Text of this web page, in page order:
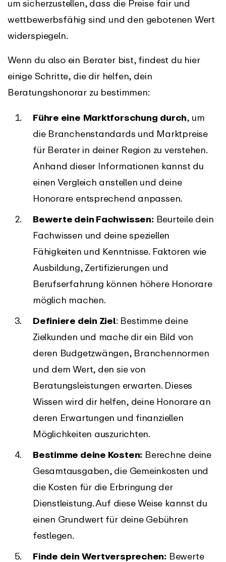
um sicherzustellen, dass die Preise fair und
wettbewerbsfähig sind und den gebotenen Wert
widerspiegeln.
Wenn du also ein Berater bist, findest du hier
einige Schritte, die dir helfen, dein
Beratungshonorar zu bestimmen:
Führe eine Marktforschung durch, um
die Branchenstandards und Marktpreise
für Berater in deiner Region zu verstehen.
Anhand dieser Informationen kannst du
einen Vergleich anstellen und deine
Honorare entsprechend anpassen.
Bewerte dein Fachwissen: Beurteile dein
Fachwissen und deine speziellen
Fähigkeiten und Kenntnisse. Faktoren wie
Ausbildung, Zertifizierungen und
Berufserfahrung können höhere Honorare
möglich machen.
Definiere dein Ziel: Bestimme deine
Zielkunden und mache dir ein Bild von
deren Budgetzwängen, Branchennormen
und dem Wert, den sie von
Beratungsleistungen erwarten. Dieses
Wissen wird dir helfen, deine Honorare an
deren Erwartungen und finanziellen
Möglichkeiten auszurichten.
Bestimme deine Kosten: Berechne deine
Gesamtausgaben, die Gemeinkosten und
die Kosten für die Erbringung der
Dienstleistung. Auf diese Weise kannst du
einen Grundwert für deine Gebühren
festlegen.
Finde dein Wertversprechen: Bewerte